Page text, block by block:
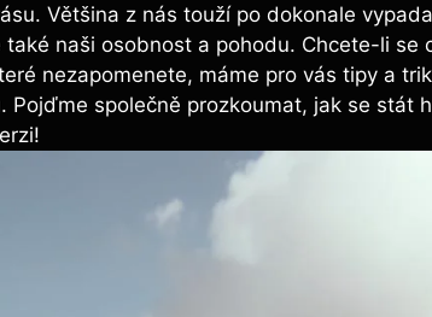
Většina z nás touží po dokonale
naši osobnost a pohodu. Chcete-li se
nezapomenete, máme pro vás tipy a
společně prozkoumat, jak se stát